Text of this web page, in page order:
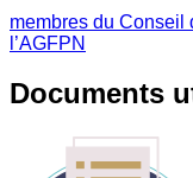
membres du Conseil
l’AGFPN
Documents